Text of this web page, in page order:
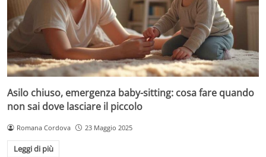
Asilo chiuso, emergenza baby-sitting: cosa fare quando
non sai dove lasciare il piccolo
Romana Cordova 23 Maggio 2025
Leggi di più